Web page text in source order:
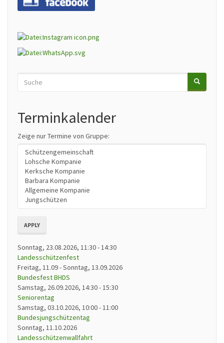
Search
SUCHE
Terminkalender
Zeige nur Termine von Gruppe:
APPLY
Sonntag, 23.08.2026, 11:30-14:30
Landesschützenfest
Freitag, 11.09-Sonntag, 13.09.2026
Bundesfest BHDS
Samstag, 26.09.2026, 14:30-15:30
Seniorentag
Samstag, 03.10.2026, 10:00-11:00
Bundesjungschützentag
Sonntag, 11.10.2026
Landesschützenwallfahrt